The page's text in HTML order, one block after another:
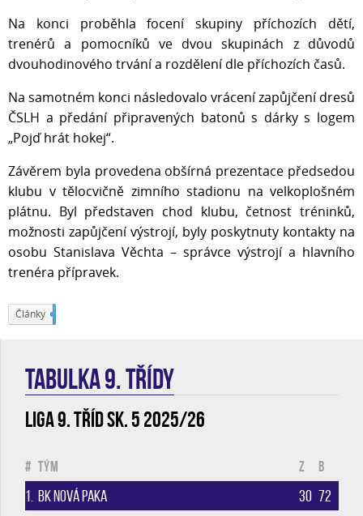
Na konci proběhla focení skupiny příchozích dětí,
trenérů a pomocníků ve dvou skupinách z důvodů
dvouhodinového trvání a rozdělení dle příchozích časů.
Na samotném konci následovalo vrácení zapůjčení dresů
ČSLH a předání připravených batonů s dárky s logem
„Pojď hrát hokej“.
Závěrem byla provedena obšírná prezentace předsedou
klubu v tělocvičně zimního stadionu na velkoplošném
plátnu. Byl představen chod klubu, četnost tréninků,
možnosti zapůjčení výstrojí, byly poskytnuty kontakty na
osobu Stanislava Věchta – správce výstrojí a hlavního
trenéra přípravek.
Články
TABULKA 9. třídy
Liga 9. tříd sk. 5 2025/26
# Tým Z B
1. BK Nová Paka 30 72